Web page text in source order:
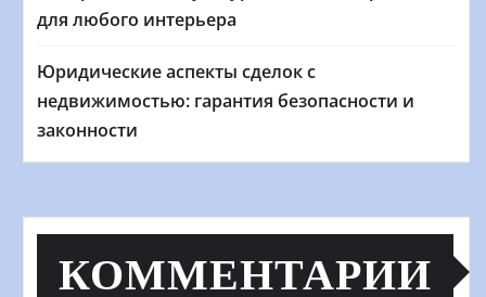
для любого интерьера
Юридические аспекты сделок с
недвижимостью: гарантия безопасности и
законности
КОММЕНТАРИИ